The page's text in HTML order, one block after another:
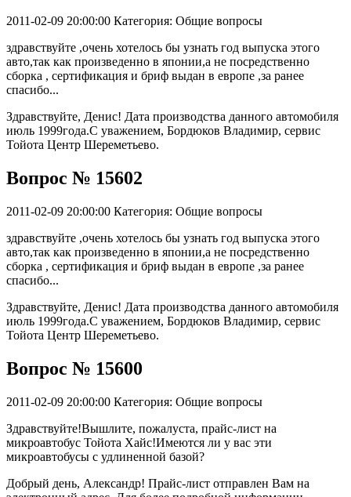
2011-02-09 20:00:00 Категория: Общие вопросы
здравствуйте ,очень хотелось бы узнать год выпуска этого
авто,так как произведенно в японии,а не посредственно
сборка , сертификация и бриф выдан в европе ,за ранее
спасибо...
Здравствуйте, Денис! Дата производства данного автомобиля
июль 1999года.С уважением, Бордюков Владимир, сервис
Тойота Центр Шереметьево.
Вопрос № 15602
2011-02-09 20:00:00 Категория: Общие вопросы
здравствуйте ,очень хотелось бы узнать год выпуска этого
авто,так как произведенно в японии,а не посредственно
сборка , сертификация и бриф выдан в европе ,за ранее
спасибо...
Здравствуйте, Денис! Дата производства данного автомобиля
июль 1999года.С уважением, Бордюков Владимир, сервис
Тойота Центр Шереметьево.
Вопрос № 15600
2011-02-09 20:00:00 Категория: Общие вопросы
Здравствуйте!Вышлите, пожалуста, прайс-лист на
микроавтобус Тойота Хайс!Имеются ли у вас эти
микроавтобусы с удлиненной базой?
Добрый день, Александр! Прайс-лист отправлен Вам на